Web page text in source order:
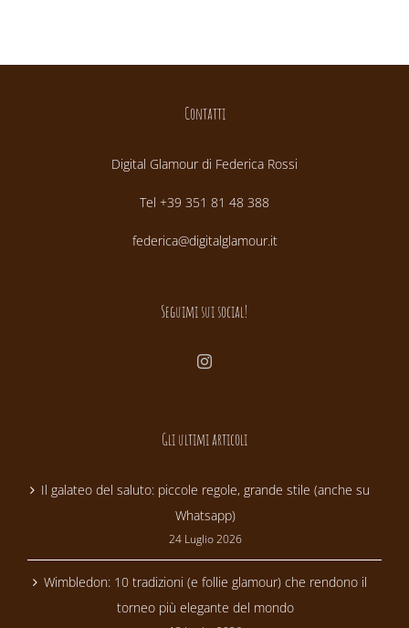
Contatti
Digital Glamour di Federica Rossi
Tel +39 351 81 48 388
federica@digitalglamour.it
Seguimi sui social!
Gli ultimi articoli
Il galateo del saluto: piccole regole, grande stile (anche su
Whatsapp)
24 Luglio 2026
Wimbledon: 10 tradizioni (e follie glamour) che rendono il
torneo più elegante del mondo